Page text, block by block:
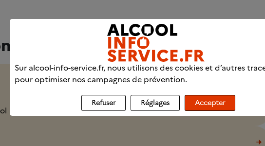
(64)
Sur alcool-info-service.fr, nous utilisons des cookies et d’autres
pour optimiser nos campagnes de prévention.
Refuser Réglages Accepter